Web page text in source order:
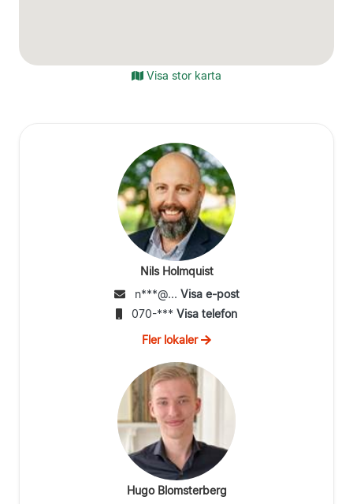
Visa stor karta
Nils Holmquist
n***@... Visa e-post
070-*** Visa telefon
Fler lokaler
Hugo Blomsterberg